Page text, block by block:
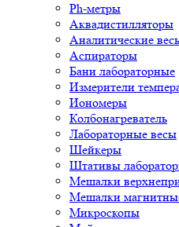
Ph-метры
Аквадистилляторы
Аналитические
Аспираторы
Бани лабораторные
Измерители
Иономеры
Колбонагреватель
Лабораторные весы
Шейкеры
Штативы
Мешалки
Мешалки
Микроскопы